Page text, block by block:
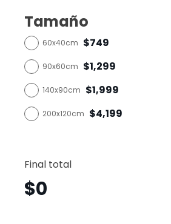
Tamaño
60x40cm $749
90x60cm $1,299
140x90cm $1,999
200x120cm $4,199
Final total
$0